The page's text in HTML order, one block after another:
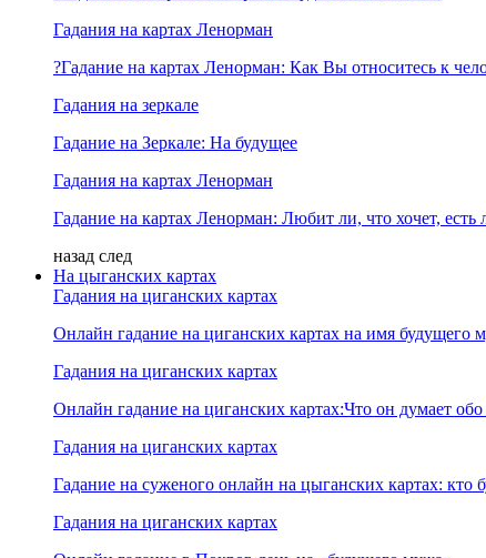
Гадания на картах Ленорман
?Гадание на картах Ленорман: Как Вы относитесь к
Гадания на зеркале
Гадание на Зеркале: На будущее
Гадания на картах Ленорман
Гадание на картах Ленорман: Любит ли, что хочет, есть
назад след
На цыганских картах
Гадания на циганских картах
Онлайн гадание на циганских картах на имя будущего
Гадания на циганских картах
Онлайн гадание на циганских картах:Что он думает
Гадания на циганских картах
Гадание на суженого онлайн на цыганских картах: кто
Гадания на циганских картах